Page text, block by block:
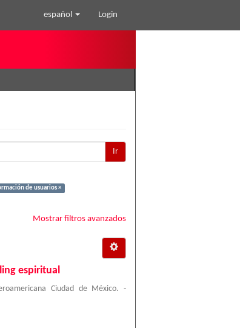
español Login
Ir
de usuarios ×
Mostrar filtros avanzados
espiritual
Ciudad de México. -